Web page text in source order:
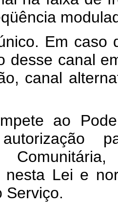
Em caso
desse canal
canal
ao
autorização
nesta Lei e
Serviço.